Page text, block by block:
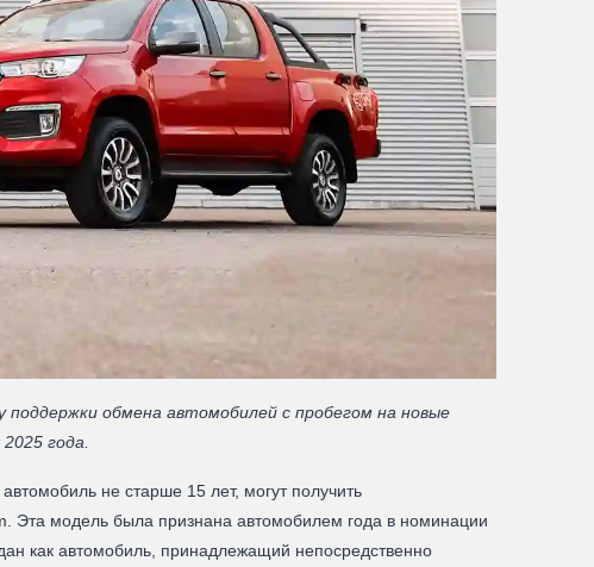
обмена автомобилей с пробегом на новые
года.
не старше 15 лет, могут получить
Эта модель была признана автомобилем года в номинации
как автомобиль, принадлежащий непосредственно